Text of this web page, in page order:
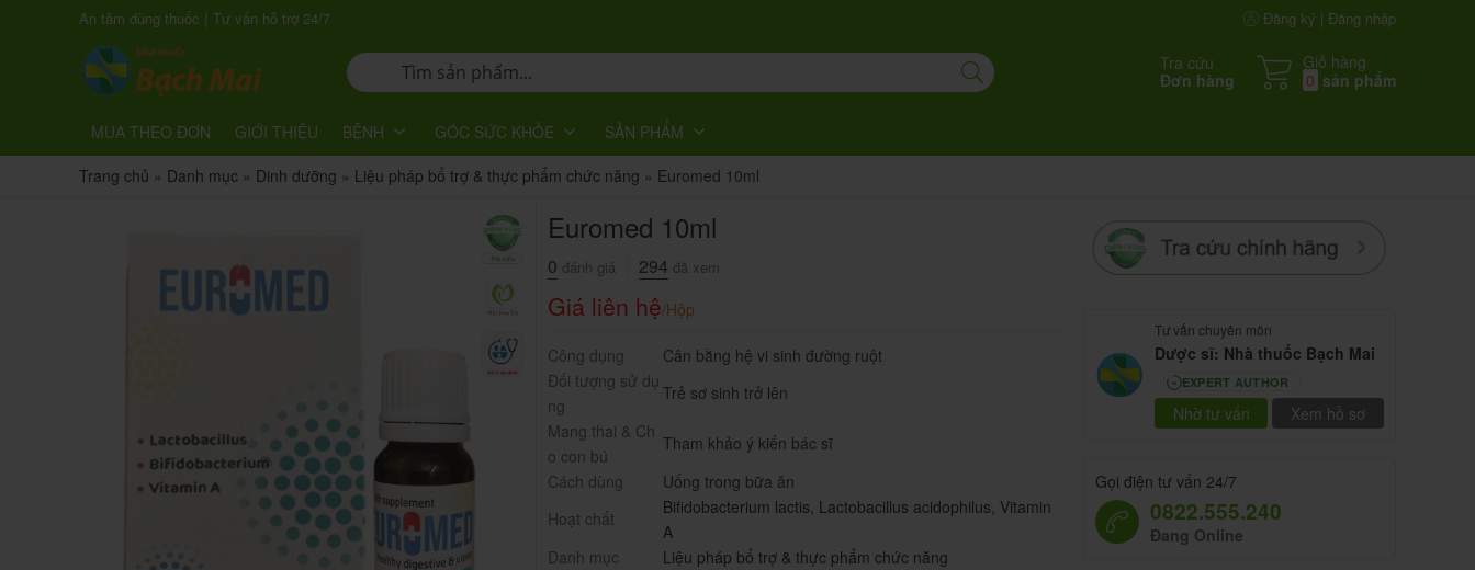
An tâm dùng thuốc | Tư vấn hỗ trợ 24/7 Đăng ký | Đăng nhập
Tra cứu
Đơn hàng
Giỏ hàng
0 sản phẩm
MUA THEO ĐƠN GIỚI THIỆU BỆNH GÓC SỨC KHỎE
SẢN PHẨM
Trang chủ » Danh mục » Dinh dưỡng » Liệu pháp bổ trợ & thực phẩm chức năng » Euromed 10ml
Euromed 10ml
0 đánh giá 294 đã xem
Giá liên hệ/Hộp
Công dụng
Cân bằng hệ vi sinh đường ruột
Đối tượng sử dụ
ng
Trẻ sơ sinh trở lên
Mang thai & Ch
o con bú
Tham khảo ý kiến bác sĩ
Cách dùng
Uống trong bữa ăn
Hoạt chất
Bifidobacterium lactis, Lactobacillus acidophilus, Vitamin
A
Danh mục
Liệu pháp bổ trợ & thực phẩm chức năng
Tư vấn chuyên môn
Dược sĩ: Nhà thuốc Bạch Mai
80 EXPERT AUTHOR
Nhờ tư vấn Xem hồ sơ
Gọi điện tư vấn 24/7
0822.555.240
Đang Online